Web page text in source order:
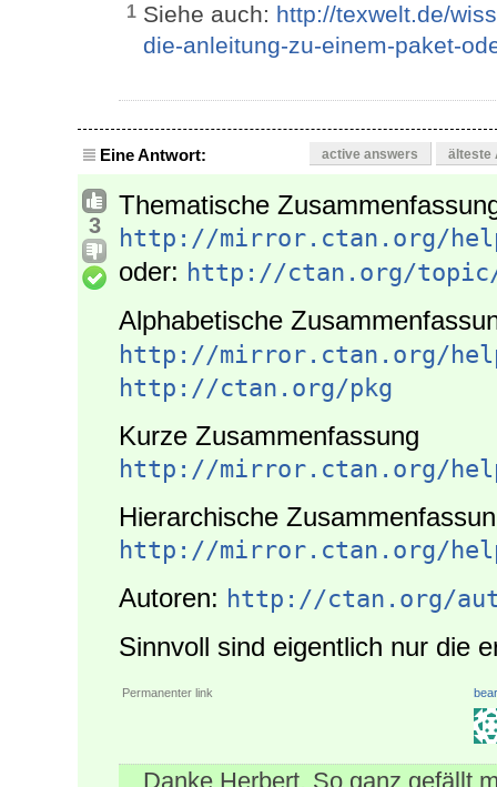
1 Siehe auch: http://texwelt.de/
die-anleitung-zu-einem-paket-
Eine Antwort: active answers älteste
3
Thematische
http://mirror.ctan.org/
oder: http://ctan.org/
Alphabetische
http://mirror.ctan.org/
http://ctan.org/pkg
Kurze Zusammenfassung
http://mirror.ctan.org/
Hierarchische
http://mirror.ctan.org/
Autoren: http://ctan.org/
Sinnvoll sind eigentlich nur die
Permanenter link
Danke Herbert. So ganz gefällt